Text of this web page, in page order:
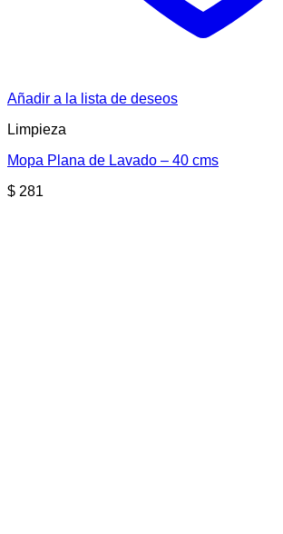
Añadir a la lista de deseos
Limpieza
Mopa Plana de Lavado – 40 cms
$ 281